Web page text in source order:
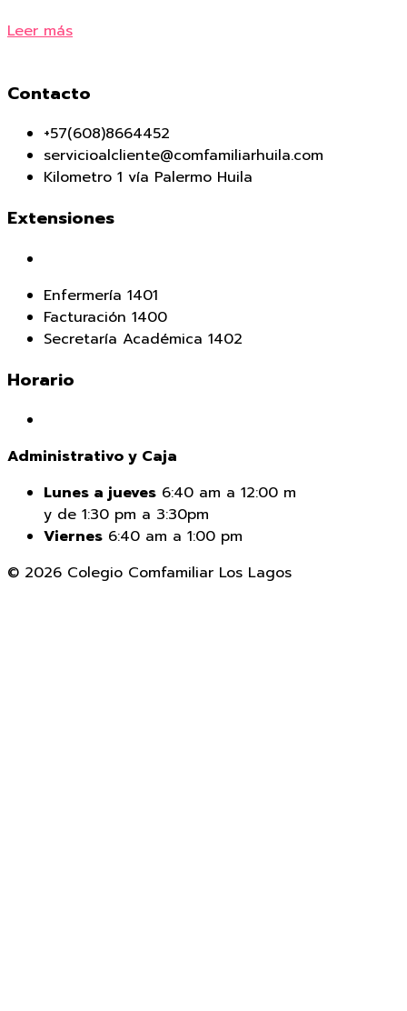
Leer más
Contacto
+57(608)8664452
servicioalcliente@comfamiliarhuila.com
Kilometro 1 vía Palermo Huila
Extensiones
Enfermería 1401
Facturación 1400
Secretaría Académica 1402
Horario
Administrativo y Caja
Lunes a jueves 6:40 am a 12:00 m
y de 1:30 pm a 3:30pm
Viernes 6:40 am a 1:00 pm
© 2026 Colegio Comfamiliar Los Lagos